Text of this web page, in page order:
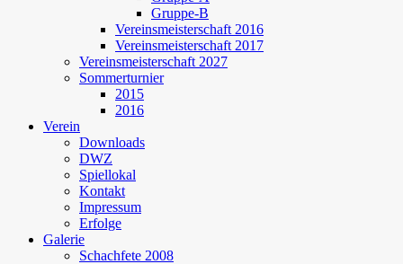
Gruppe-B
Vereinsmeisterschaft 2016
Vereinsmeisterschaft 2017
Vereinsmeisterschaft 2027
Sommerturnier
2015
2016
Verein
Downloads
DWZ
Spiellokal
Kontakt
Impressum
Erfolge
Galerie
Schachfete 2008